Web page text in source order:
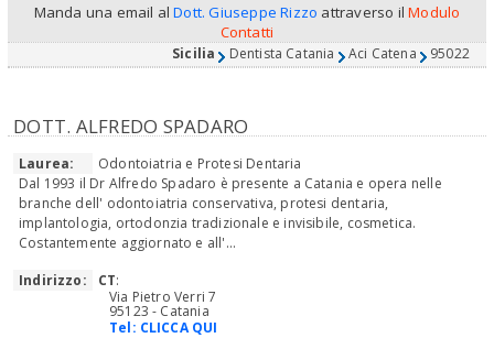
Manda una email alDott. Giuseppe Rizzo attraverso ilModulo
Contatti
Sicilia Dentista Catania Aci Catena 95022
DOTT. ALFREDO SPADARO
Laurea:
Odontoiatria e Protesi Dentaria
Dal 1993 il Dr Alfredo Spadaro è presente a Catania e opera nelle
branche dell' odontoiatria conservativa, protesi dentaria,
implantologia, ortodonzia tradizionale e invisibile, cosmetica.
Costantemente aggiornato e all'...
Indirizzo:
CT:
Via Pietro Verri 7
95123 - Catania
Tel: CLICCA QUI